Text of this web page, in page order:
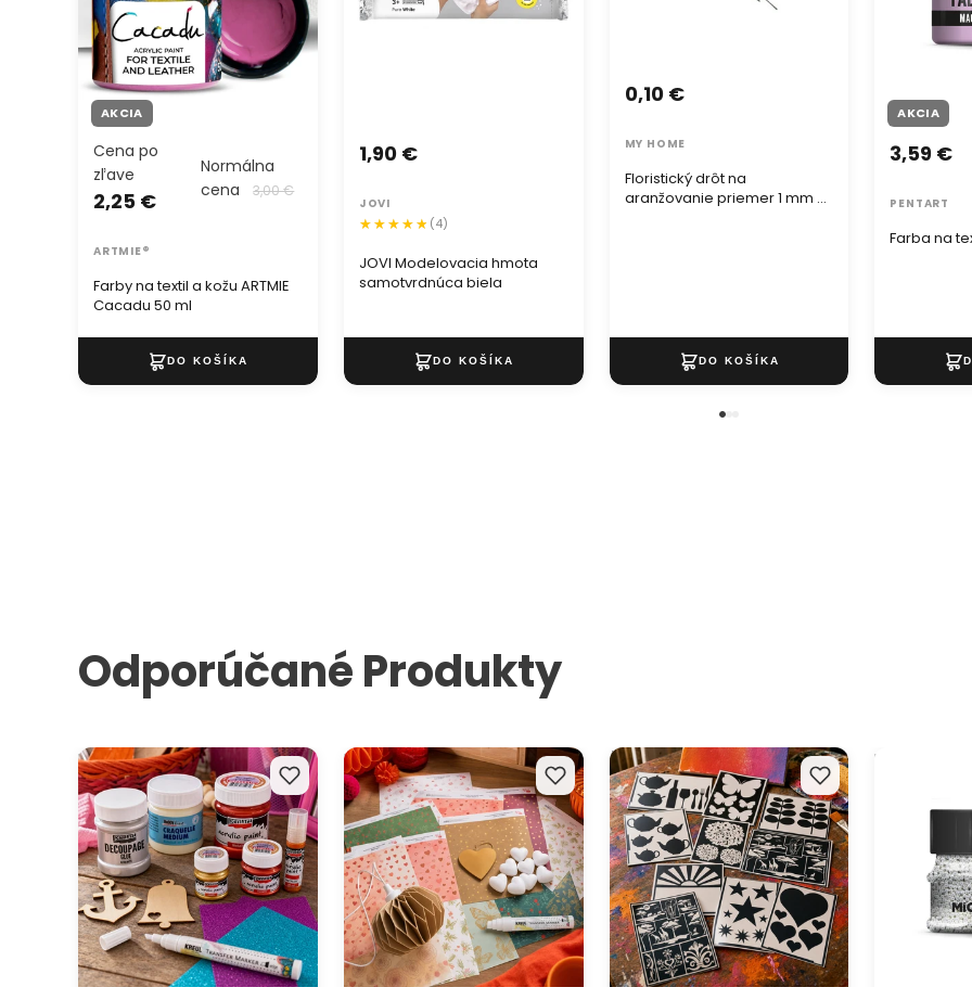
AKCIA
Farby na textil a kožu ARTMIE
Cacadu 50 ml
Cena po
zľave
2,25 €
Normálna
cena
3,00 €
ARTMIE®
JOVI Modelovacia hmota
samotvrdnúca biela
1,90 €
JOVI
(4)
Floristický drôt na
aranžovanie priemer 1 mm - 1
0,10 €
MY HOME
AKCIA
Farba na
3,59 €
PENTART
Odporúčané Produkty
Kreatívny set na dekupáž a
dekorovanie
Kreatívna sada na
scrapbooking a dekoračné
tvorenie
Šablóny na kreatívne
dekorovanie a maľovanie
Drobné